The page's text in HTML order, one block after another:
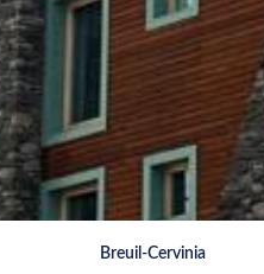
Breuil-Cervinia